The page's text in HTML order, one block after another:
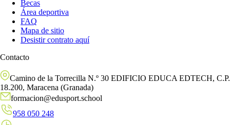
Becas
Área deportiva
FAQ
Mapa de sitio
Desistir contrato aquí
Contacto
Camino de la Torrecilla N.º 30 EDIFICIO EDUCA EDTECH, C.P.
18.200, Maracena (Granada)
formacion@edusport.school
958 050 248